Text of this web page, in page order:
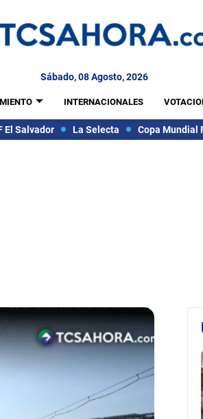
Sábado, 08 Agosto, 2026
INTERNACIONALES
El Salvador La Selecta Copa Mundial